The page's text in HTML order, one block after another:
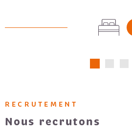
RECRUTEMENT
Nous recrutons